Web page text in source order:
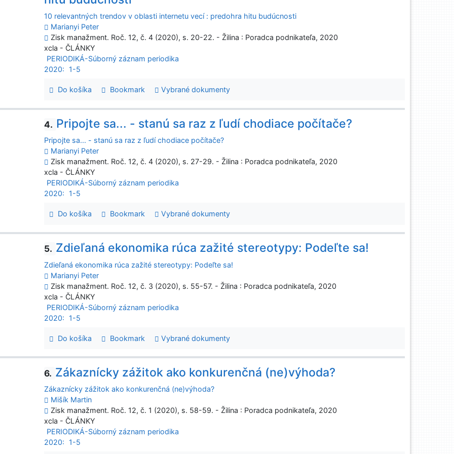
10 relevantných trendov v oblasti internetu vecí : predohra hitu budúcnosti
Marianyi Peter
Zisk manažment. Roč. 12, č. 4 (2020), s. 20-22. - Žilina : Poradca podnikateľa, 2020
xcla - ČLÁNKY
PERIODIKÁ-Súborný záznam periodika
2020:
1-5
Do košíka Bookmark Vybrané dokumenty
4. Pripojte sa... - stanú sa raz z ľudí chodiace počítače?
Pripojte sa... - stanú sa raz z ľudí chodiace počítače?
Marianyi Peter
Zisk manažment. Roč. 12, č. 4 (2020), s. 27-29. - Žilina : Poradca podnikateľa, 2020
xcla - ČLÁNKY
PERIODIKÁ-Súborný záznam periodika
2020:
1-5
Do košíka Bookmark Vybrané dokumenty
5. Zdieľaná ekonomika rúca zažité stereotypy: Podeľte sa!
Zdieľaná ekonomika rúca zažité stereotypy: Podeľte sa!
Marianyi Peter
Zisk manažment. Roč. 12, č. 3 (2020), s. 55-57. - Žilina : Poradca podnikateľa, 2020
xcla - ČLÁNKY
PERIODIKÁ-Súborný záznam periodika
2020:
1-5
Do košíka Bookmark Vybrané dokumenty
6. Zákaznícky zážitok ako konkurenčná (ne)výhoda?
Zákaznícky zážitok ako konkurenčná (ne)výhoda?
Mišík Martin
Zisk manažment. Roč. 12, č. 1 (2020), s. 58-59. - Žilina : Poradca podnikateľa, 2020
xcla - ČLÁNKY
PERIODIKÁ-Súborný záznam periodika
2020:
1-5